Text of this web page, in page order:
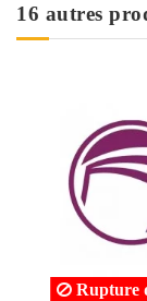
16 autres